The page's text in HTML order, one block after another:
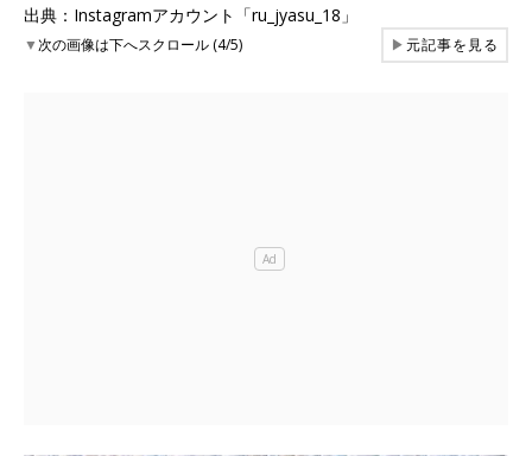
出典：Instagramアカウント「ru_jyasu_18」
▼次の画像は下へスクロール (4/5) ▶元記事を見る